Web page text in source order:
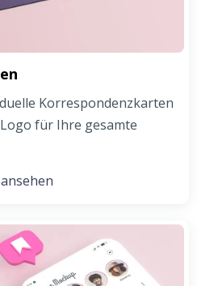
Korrespondenzkarten
für Ihre gesamte